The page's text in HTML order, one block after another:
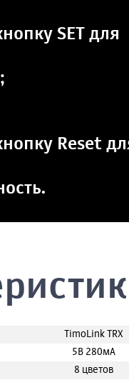
SET для
Reset
TimoLink TRX
5В 280мА
8 цветов